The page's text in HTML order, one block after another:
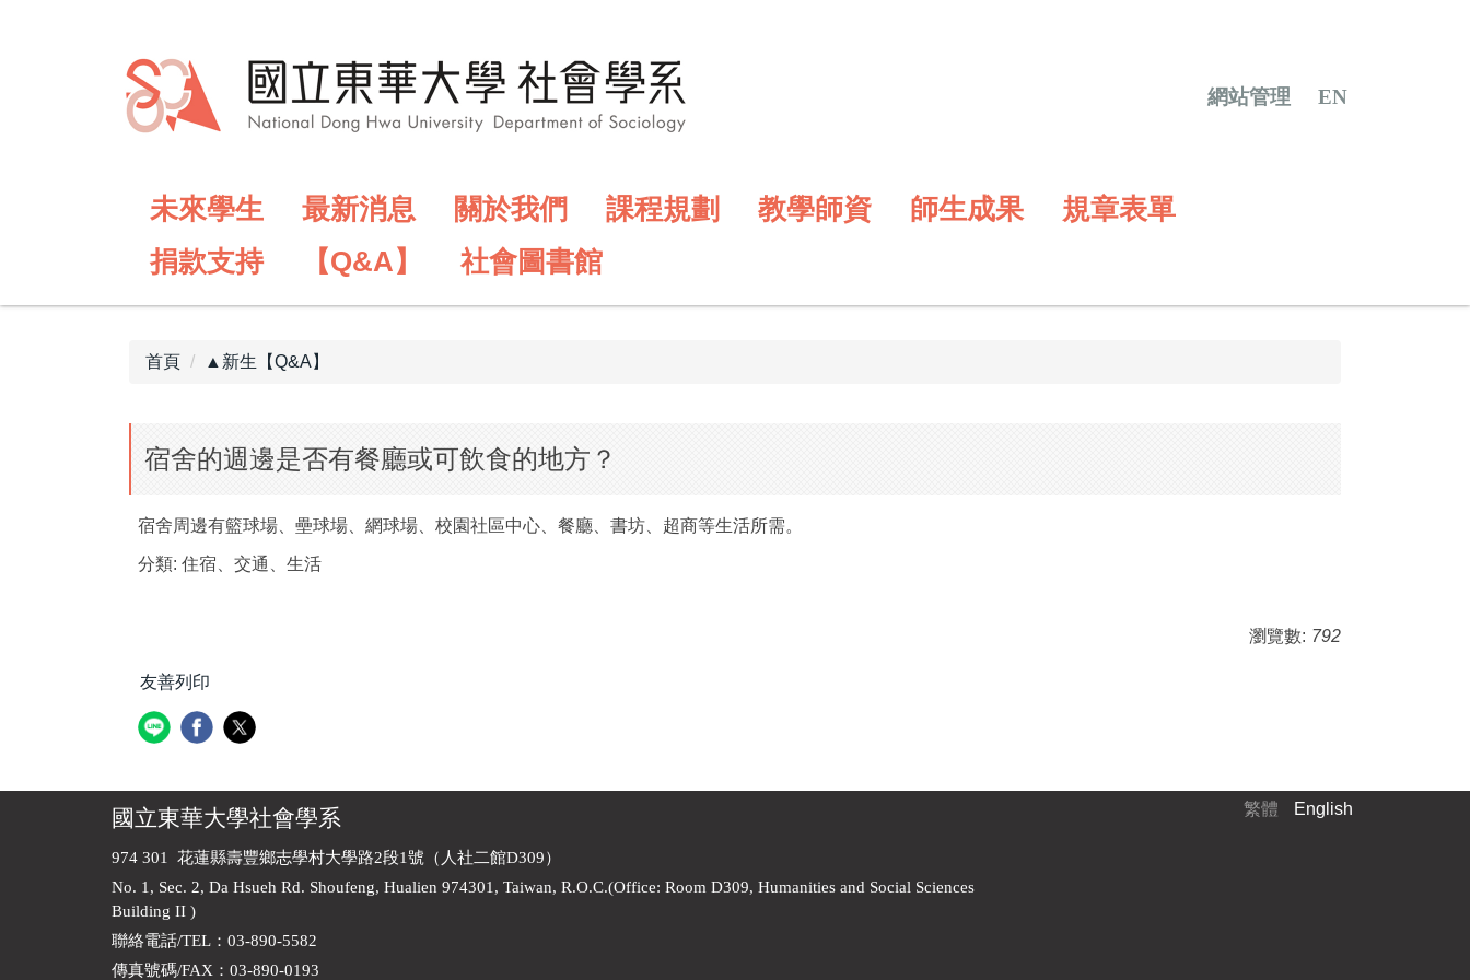
網站管理 EN
未來學生 最新消息 關於我們 課程規劃 教學師資 師生成果
規章表單
捐款支持
【Q&A】 社會圖書館
首頁 ▲新生【Q&A】
宿舍的週邊是否有餐廳或可飲食的地方？
宿舍周邊有籃球場、壘球場、網球場、校園社區中心、餐廳、書坊、超商等生活所需。
分類: 住宿、交通、生活
瀏覽數: 792
友善列印
繁體 English
國立東華大學社會學系
974 301 花蓮縣壽豐鄉志學村大學路2段1號（人社二館D309）
No. 1, Sec. 2, Da Hsueh Rd. Shoufeng, Hualien 974301, Taiwan, R.O.C.(Office: Room D309, Humanities and Social Sciences
Building II )
聯絡電話/TEL：03-890-5582
傳真號碼/FAX：03-890-0193